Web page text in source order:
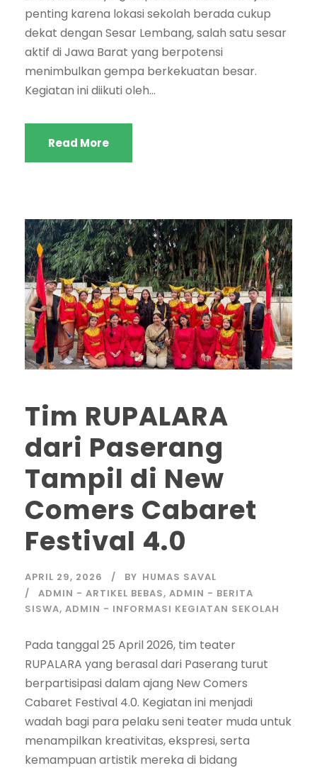
penting karena lokasi sekolah berada cukup
dekat dengan Sesar Lembang, salah satu sesar
aktif di Jawa Barat yang berpotensi
menimbulkan gempa berkekuatan besar.
Kegiatan ini diikuti oleh...
Read More
Tim RUPALARA
dari Paserang
Tampil di New
Comers Cabaret
Festival 4.0
APRIL 29, 2026 BY HUMAS SAVAL
ADMIN - ARTIKEL BEBAS, ADMIN - BERITA
SISWA, ADMIN - INFORMASI KEGIATAN SEKOLAH
Pada tanggal 25 April 2026, tim teater
RUPALARA yang berasal dari Paserang turut
berpartisipasi dalam ajang New Comers
Cabaret Festival 4.0. Kegiatan ini menjadi
wadah bagi para pelaku seni teater muda untuk
menampilkan kreativitas, ekspresi, serta
kemampuan artistik mereka di bidang